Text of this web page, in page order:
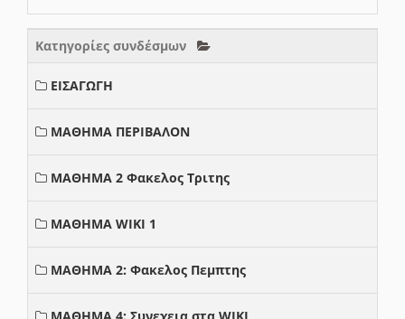
Κατηγορίες συνδέσμων
ΕΙΣΑΓΩΓΗ
ΜΑΘΗΜΑ ΠΕΡΙΒΑΛΟΝ
ΜΑΘΗΜΑ 2 Φακελος Τριτης
ΜΑΘΗΜΑ WIKI 1
ΜΑΘΗΜΑ 2: Φακελος Πεμπτης